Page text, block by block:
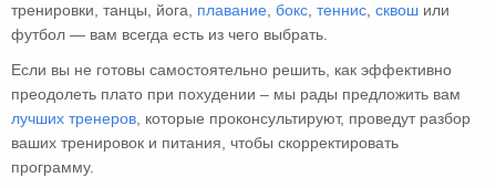
тренировки, танцы, йога, плавание бокс теннис сквош или
футбол — вам всегда есть из чего выбрать.
Если вы не готовы самостоятельно решить, как эффективно
преодолеть плато при похудении – мы рады предложить вам
лучших тренеров , которые проконсультируют, проведут разбор
ваших тренировок и питания, чтобы скорректировать
программу.